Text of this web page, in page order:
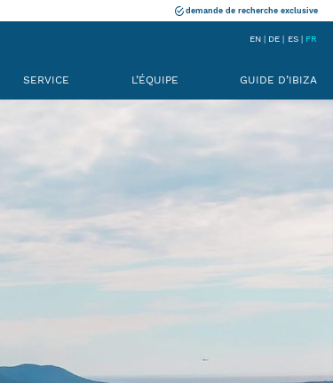
demande de recherche exclusive
EN DE ES FR
SERVICE L’ÉQUIPE GUIDE D’IBIZA